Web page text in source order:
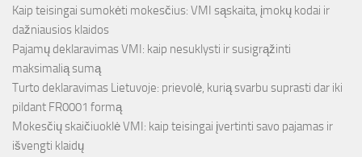
Kaip teisingai sumokėti mokesčius: VMI sąskaita, įmokų kodai ir
dažniausios klaidos
Pajamų deklaravimas VMI: kaip nesuklysti ir susigrąžinti
maksimalią sumą
Turto deklaravimas Lietuvoje: prievolė, kurią svarbu suprasti dar iki
pildant FR0001 formą
Mokesčių skaičiuoklė VMI: kaip teisingai įvertinti savo pajamas ir
išvengti klaidų